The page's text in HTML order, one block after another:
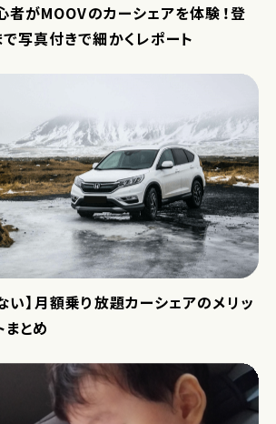
者がMOOVのカーシェアを体験！登
写真付きで細かくレポート
い】月額乗り放題カーシェアのメリッ
まとめ